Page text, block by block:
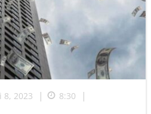
8, 2023 | 8:30 |